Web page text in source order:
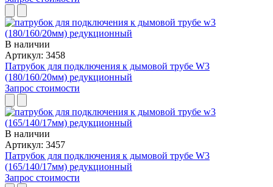
В наличии
Артикул: 3458
Патрубок для подключения к дымовой трубе W3
(180/160/20мм) редукционный
Запрос стоимости
В наличии
Артикул: 3457
Патрубок для подключения к дымовой трубе W3
(165/140/17мм) редукционный
Запрос стоимости